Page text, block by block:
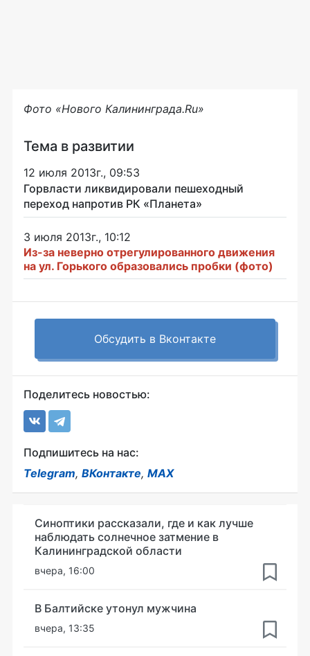
Фото «Нового Калининграда.Ru»
Тема в развитии
12 июля 2013г., 09:53
Горвласти ликвидировали пешеходный
переход напротив РК «Планета»
3 июля 2013г., 10:12
Из-за неверно отрегулированного движения
на ул. Горького образовались пробки (фото)
Обсудить в Вконтакте
Поделитесь новостью:
Подпишитесь на нас:
Telegram, ВКонтакте, MAX
Синоптики рассказали, где и как лучше
наблюдать солнечное затмение в
Калининградской области
вчера, 16:00
В Балтийске утонул мужчина
вчера, 13:35